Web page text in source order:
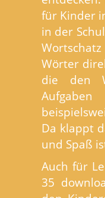
für Kinder
in der
Wörter
die den
Da klappt
und Spaß
Auch für
35